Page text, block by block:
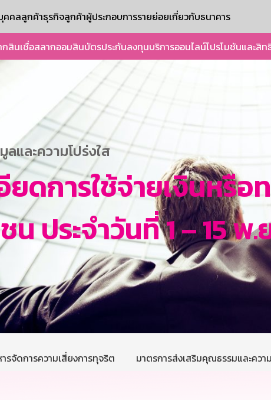
คคลลูกค้าธุรกิจลูกค้าผู้ประกอบการรายย่อยเกี่ยวกับธนาคาร
กสินเชื่อสลากออมสินบัตรประกันลงทุนบริการออนไลน์โปรโมชันและสิ
ลและความโปร่งใส
ยดการใช้จ่ายเงินหรื
ประจำวันที่ 1 – 15 พ.
รจัดการความเสี่ยงการทุจริต มาตรการส่งเสริมคุณธรรมและควา